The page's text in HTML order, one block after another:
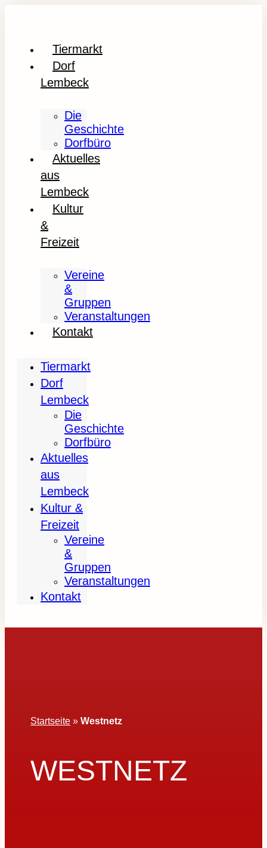
Tiermarkt
Dorf
Lembeck
Die
Geschichte
Dorfbüro
Aktuelles
aus
Lembeck
Kultur
&
Freizeit
Vereine
&
Gruppen
Veranstaltungen
Kontakt
Tiermarkt
Dorf
Lembeck
Die
Geschichte
Dorfbüro
Aktuelles
aus
Lembeck
Kultur &
Freizeit
Vereine
&
Gruppen
Veranstaltungen
Kontakt
Startseite »Westnetz
WESTNETZ